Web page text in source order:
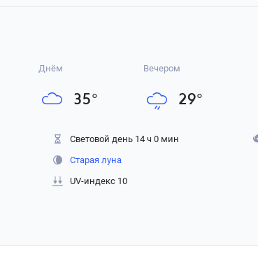
Днём
35°
Вечером
29°
Световой день 14 ч 0 мин
Старая луна
UV-индекс 10